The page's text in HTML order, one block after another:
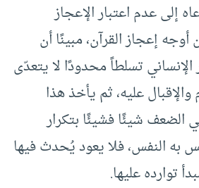
إلى عدم اعتبار الإعجاز
إعجاز القرآن، مبينًا أن
الإنساني تسلطاً محدودًا لا يتعدّى
عليه، ثم يأخذ هذا
الضعف شيئًا فشيئًا بتكرار
به النفس، فلا يعود يُحدث فيها
توارده عليها.